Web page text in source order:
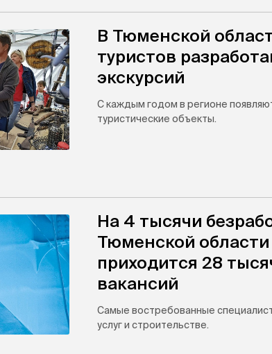
В Тюменской
туристов
экскурсий
С каждым годом в регионе
туристические объекты.
На 4 тысячи
Тюменской области
приходится 28
вакансий
Самые востребованные
услуг и строительстве.